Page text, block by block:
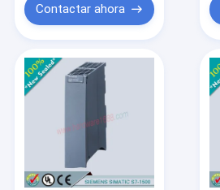
Productos
Sobre nosotros
Visita a la fábrica
Contactar ahora